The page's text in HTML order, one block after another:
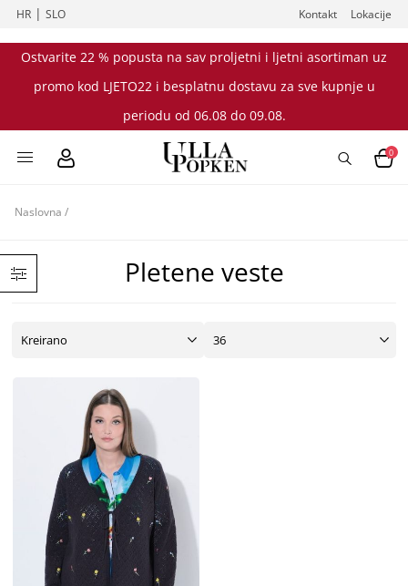
HR |SLO Kontakt Lokacije
Ostvarite 22 % popusta na sav proljetni i ljetni asortiman uz
promo kod LJETO22 i besplatnu dostavu za sve kupnje u
periodu od 06.08 do 09.08.
0
Naslovna /
Pletene veste